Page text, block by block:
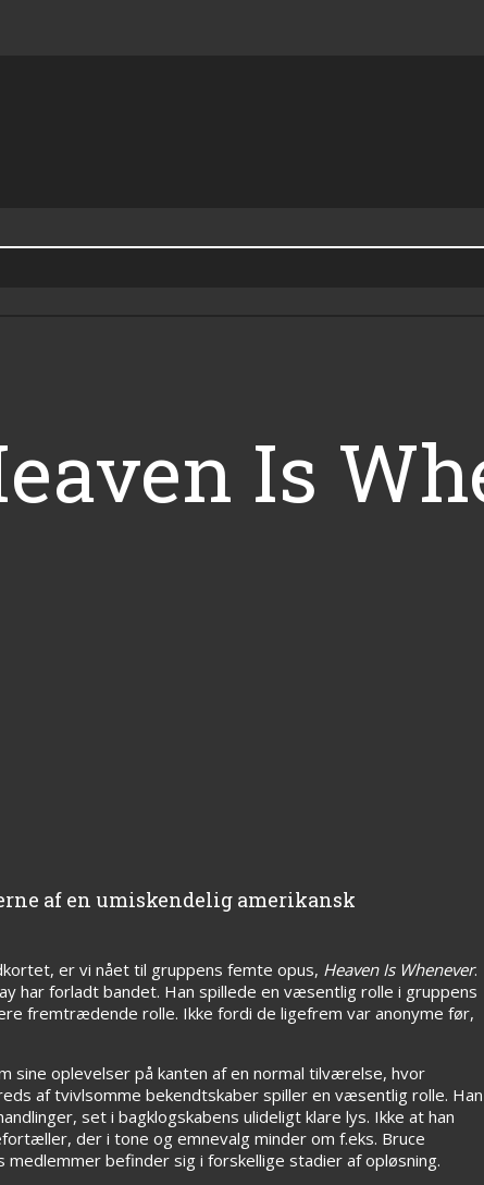
Is
af en umiskendelig amerikansk
er vi nået til gruppens femte opus, Heaven Is Whenever.
har forladt bandet. Han spillede en væsentlig rolle i gruppens
fremtrædende rolle. Ikke fordi de ligefrem var anonyme før,
oplevelser på kanten af en normal tilværelse, hvor
af tvivlsomme bekendtskaber spiller en væsentlig rolle. Han
set i bagklogskabens ulideligt klare lys. Ikke at han
der i tone og emnevalg minder om f.eks. Bruce
befinder sig i forskellige stadier af opløsning.